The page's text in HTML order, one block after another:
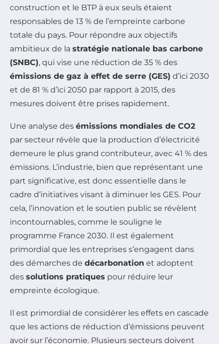
construction et le BTP à eux seuls étaient
responsables de 13 % de l’empreinte carbone
totale du pays. Pour répondre aux objectifs
ambitieux de la stratégie nationale bas carbone
(SNBC), qui vise une réduction de 35 % des
émissions de gaz à effet de serre (GES) d’ici 2030
et de 81 % d’ici 2050 par rapport à 2015, des
mesures doivent être prises rapidement.
Une analyse des émissions mondiales de CO2
par secteur révèle que la production d’électricité
demeure le plus grand contributeur, avec 41 % des
émissions. L’industrie, bien que représentant une
part significative, est donc essentielle dans le
cadre d’initiatives visant à diminuer les GES. Pour
cela, l’innovation et le soutien public se révèlent
incontournables, comme le souligne le
programme France 2030. Il est également
primordial que les entreprises s’engagent dans
des démarches de décarbonation et adoptent
des solutions pratiques pour réduire leur
empreinte écologique.
Il est primordial de considérer les effets en cascade
que les actions de réduction d’émissions peuvent
avoir sur l’économie. Plusieurs secteurs doivent